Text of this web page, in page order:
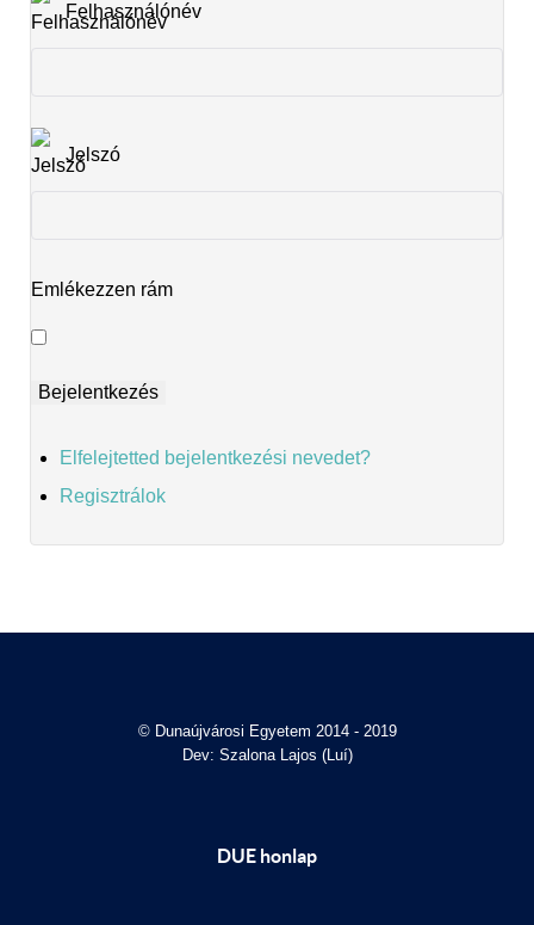
Felhasználónév
Jelszó
Emlékezzen rám
Elfelejtetted bejelentkezési nevedet?
Regisztrálok
© Dunaújvárosi Egyetem 2014 - 2019
Dev: Szalona Lajos (Luí)
DUE honlap